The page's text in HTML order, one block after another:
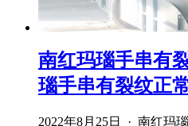
南红玛瑙手串有
瑙手串有裂纹正
2022年8月25日 · 南红玛